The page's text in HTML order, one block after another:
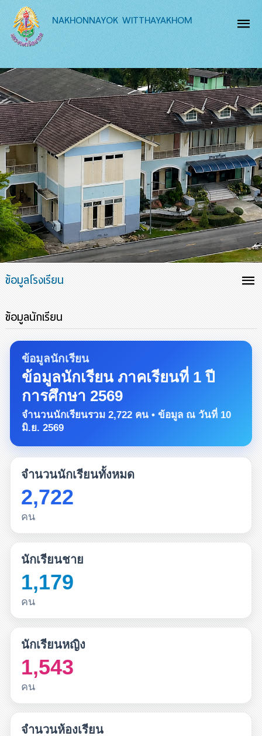
NAKHONNAYOK WITTHAYAKHOM
ข้อมูลโรงเรียน
ข้อมูลนักเรียน
ข้อมูลนักเรียน
ข้อมูลนักเรียน ภาคเรียนที่ 1 ปี
การศึกษา 2569
จำนวนนักเรียนรวม 2,722 คน • ข้อมูล ณ วันที่ 10
มิ.ย. 2569
จำนวนนักเรียนทั้งหมด
2,722
คน
นักเรียนชาย
1,179
คน
นักเรียนหญิง
1,543
คน
จำนวนห้องเรียน